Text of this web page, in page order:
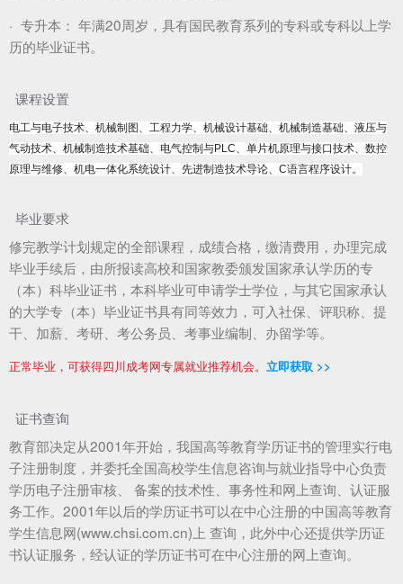
· 专升本： 年满20周岁，具有国民教育系列的专科或专科以上学
历的毕业证书。
课程设置
电工与电子技术、机械制图、工程力学、机械设计基础、机械制造基础、液压与
气动技术、机械制造技术基础、电气控制与PLC、单片机原理与接口技术、数控
原理与维修、机电一体化系统设计、先进制造技术导论、C语言程序设计。
毕业要求
修完教学计划规定的全部课程，成绩合格，缴清费用，办理完成
毕业手续后，由所报读高校和国家教委颁发国家承认学历的专
（本）科毕业证书，本科毕业可申请学士学位，与其它国家承认
的大学专（本）毕业证书具有同等效力，可入社保、评职称、提
干、加薪、考研、考公务员、考事业编制、办留学等。
正常毕业，可获得四川成考网专属就业推荐机会。 立即获取 >>
证书查询
教育部决定从2001年开始，我国高等教育学历证书的管理实行电
子注册制度，并委托全国高校学生信息咨询与就业指导中心负责
学历电子注册审核、 备案的技术性、事务性和网上查询、认证服
务工作。2001年以后的学历证书可以在中心注册的中国高等教育
学生信息网(www.chsi.com.cn)上 查询，此外中心还提供学历证
书认证服务，经认证的学历证书可在中心注册的网上查询。